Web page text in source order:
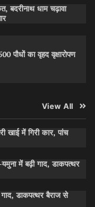
बदरीनाथ धाम चढ़ावा
पौधों का वृहद वृक्षारोपण
View All
खाई में गिरी कार, पांच
में बढ़ी गाद, डाकपत्थर
डाकपत्थर बैराज से